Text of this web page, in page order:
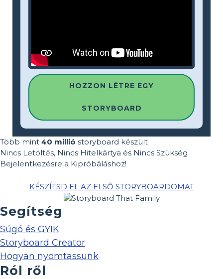
HOZZON LÉTRE EGY
STORYBOARD
Több mint 40 millió storyboard készült
Nincs Letöltés, Nincs Hitelkártya és Nincs Szükség
Bejelentkezésre a Kipróbáláshoz!
KÉSZÍTSD EL AZ ELSŐ STORYBOARDOMAT
Segítség
Súgó és GYIK
Storyboard Creator
Hogyan nyomtassunk
Ról ről